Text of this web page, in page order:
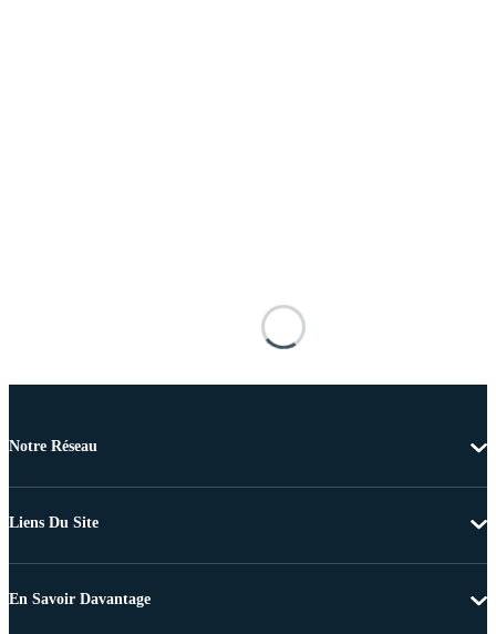
Notre Réseau
Liens Du Site
En Savoir Davantage